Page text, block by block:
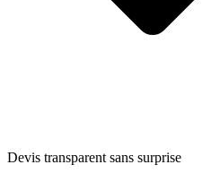
Devis transparent sans surprise